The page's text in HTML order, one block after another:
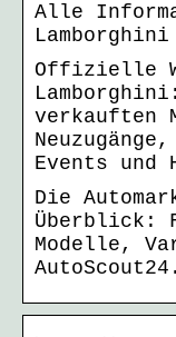
Alle
Lamborghini
Offizielle
verkauften
Events und
Die
Überblick:
Modelle,
AutoScout24.